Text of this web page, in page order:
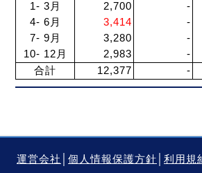
1- 3月
2,700 -
4- 6月
3,414 -
7- 9月
3,280 -
10- 12月
2,983 -
合計
12,377 -
運営会社 個人情報保護方針 利用規